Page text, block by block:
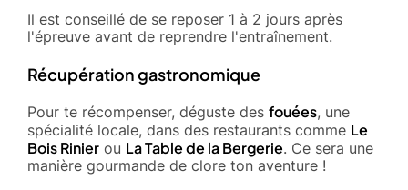
Il est conseillé de se reposer 1 à 2 jours après
l'épreuve avant de reprendre l'entraînement.
Récupération gastronomique
Pour te récompenser, déguste des fouées, une
spécialité locale, dans des restaurants comme Le
Bois Rinier ou La Table de la Bergerie. Ce sera une
manière gourmande de clore ton aventure !